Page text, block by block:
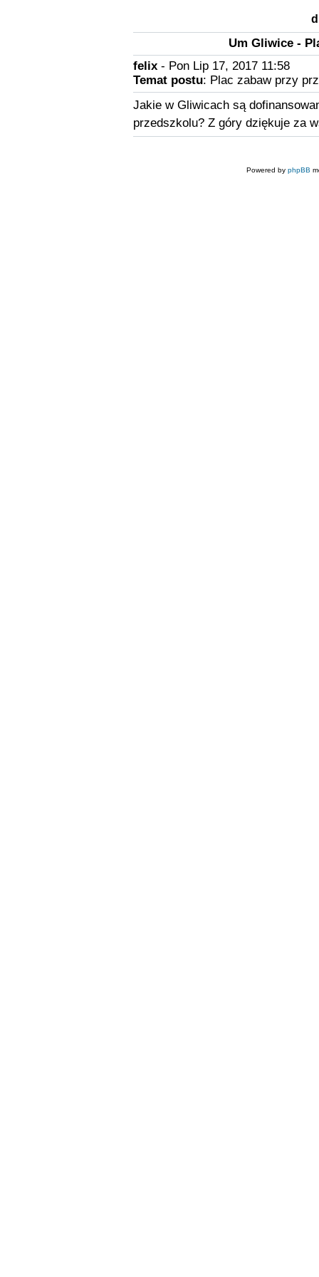
Um Gliwice -
felix- Pon Lip 17, 2017 11:58
Temat postu: Plac zabaw przy
Jakie w Gliwicach są
przedszkolu? Z góry dziękuje za
Powered by phpBB